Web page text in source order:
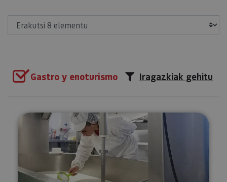
Gastro y enoturismo Iragazkiak gehitu
Bisita gidatua gaztandegira